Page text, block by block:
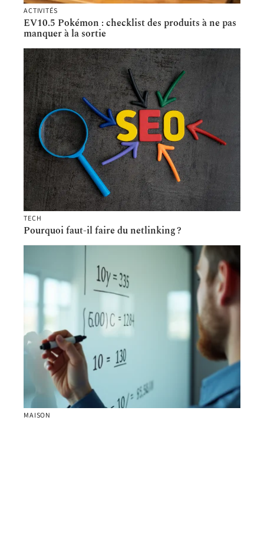
ACTIVITÉS
EV10.5 Pokémon : checklist des produits à ne pas
manquer à la sortie
TECH
Pourquoi faut-il faire du netlinking ?
MAISON